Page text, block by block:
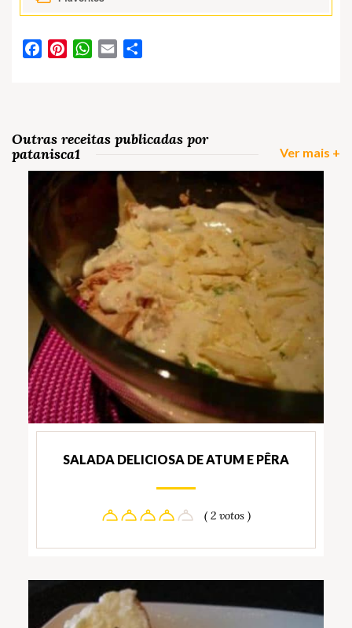
FacebookPinterestWhatsApp
Email
Outras receitas publicadas por
patanisca1
Ver mais +
SALADA DELICIOSA DE ATUM E PÊRA
( 2 votos )